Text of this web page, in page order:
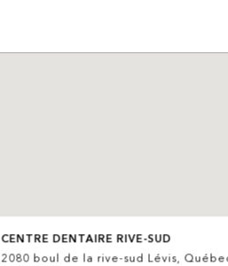
CENTRE DENTAIRE RIVE-SUD
2080 boul de la rive-sud Lévis,